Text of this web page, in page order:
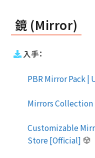
鏡 (Mirror)
入手：
PBR Mirror Pack
Mirrors
Customizable
Store [Official]